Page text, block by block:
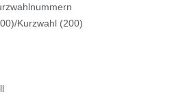
Kurzwahl (200)